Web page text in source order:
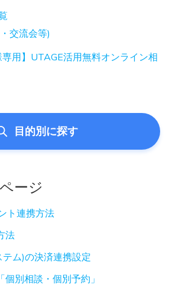
交流会等)
専用】UTAGE活用無料オンライン相
目的別に探す
ージ
ト連携方法
法
ム)の決済連携設定
別相談・個別予約」